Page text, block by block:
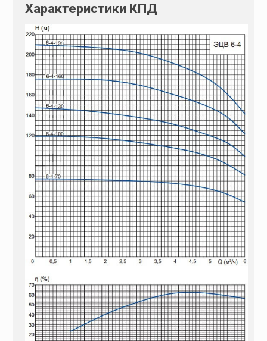
Характеристики КПД